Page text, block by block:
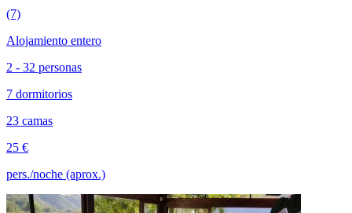
(7)
Alojamiento entero
2 - 32 personas
7 dormitorios
23 camas
25 €
pers./noche (aprox.)